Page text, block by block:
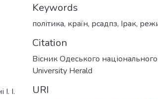
І.
Keywords
політика, країн, рсадпз, Ірак,
Citation
Вісник Одеського
University Herald
URI